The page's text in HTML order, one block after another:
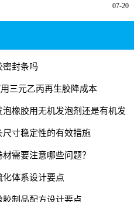
07-20
密封条吗
三元乙丙再生胶降成本
橡胶用无机发泡剂还是有机发
寸稳定性的有效措施
需要注意哪些问题？
体系设计要点
制品配方设计要点